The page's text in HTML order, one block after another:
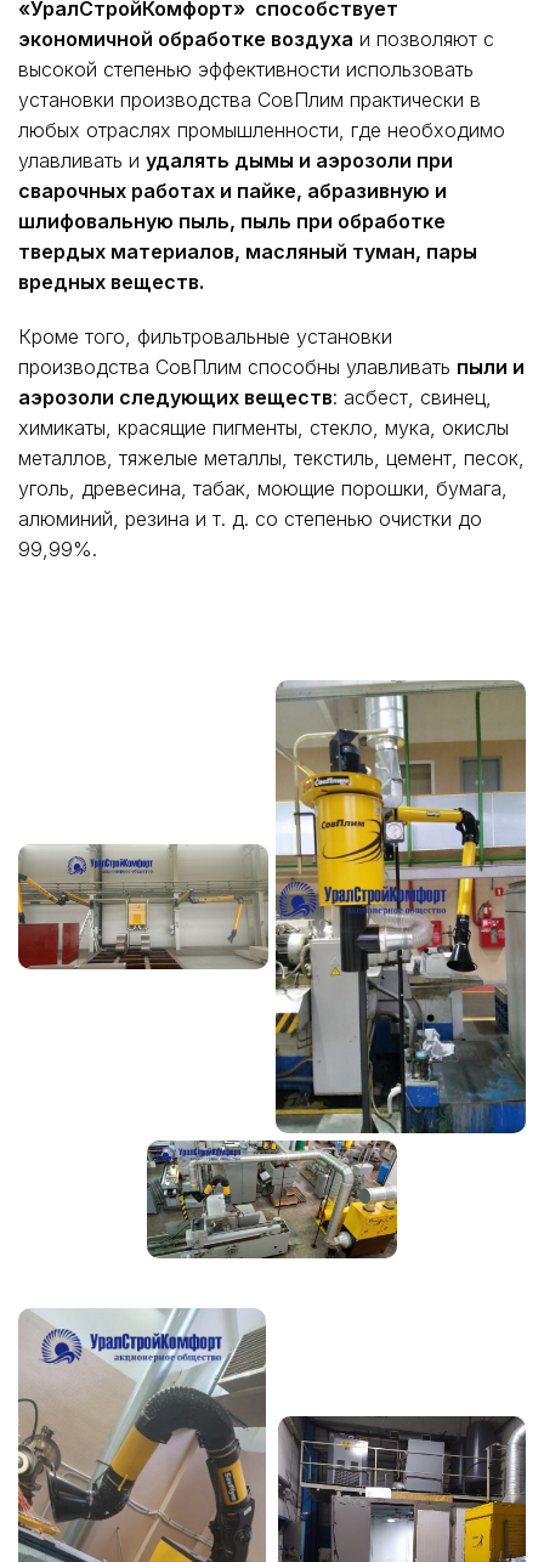
«УралСтройКомфорт» способствует
экономичной обработке воздуха и позволяют с
высокой степенью эффективности использовать
установки производства СовПлим практически в
любых отраслях промышленности, где необходимо
улавливать и удалять дымы и аэpозоли пpи
сваpочных pаботах и пайке, абpазивную и
шлифовальную пыль, пыль пpи обpаботке
твеpдых матеpиалов, масляный туман, паpы
вpедных веществ.
Кроме того, фильтровальные установки
производства СовПлим способны улавливать пыли и
аэрозоли следующих веществ: асбест, свинец,
химикаты, красящие пигменты, стекло, мука, окислы
металлов, тяжелые металлы, текстиль, цемент, песок,
уголь, древесина, табак, моющие порошки, бумага,
алюминий, резина и т. д. со степенью очистки до
99,99%.